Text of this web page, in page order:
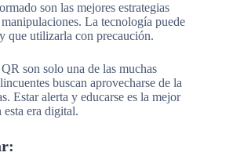
son las mejores estrategias
La tecnología puede
que utilizarla con precaución.
son solo una de las muchas
buscan aprovecharse de la
Estar alerta y educarse es la mejor
esta era digital.